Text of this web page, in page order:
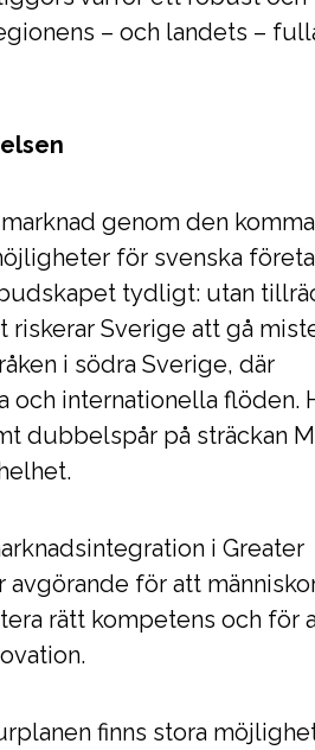
– och landets –
genom den
för svenska
tydligt: utan
Sverige att gå
i södra Sverige, där
internationella flöden.
dubbelspår på sträckan
i Greater
för att
rätt kompetens och för
finns stora